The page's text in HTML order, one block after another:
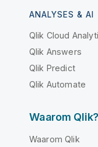
ANALYSES & AI
Qlik Cloud
Qlik Answers
Qlik Predict
Qlik Automate
Waarom Qlik?
Waarom Qlik